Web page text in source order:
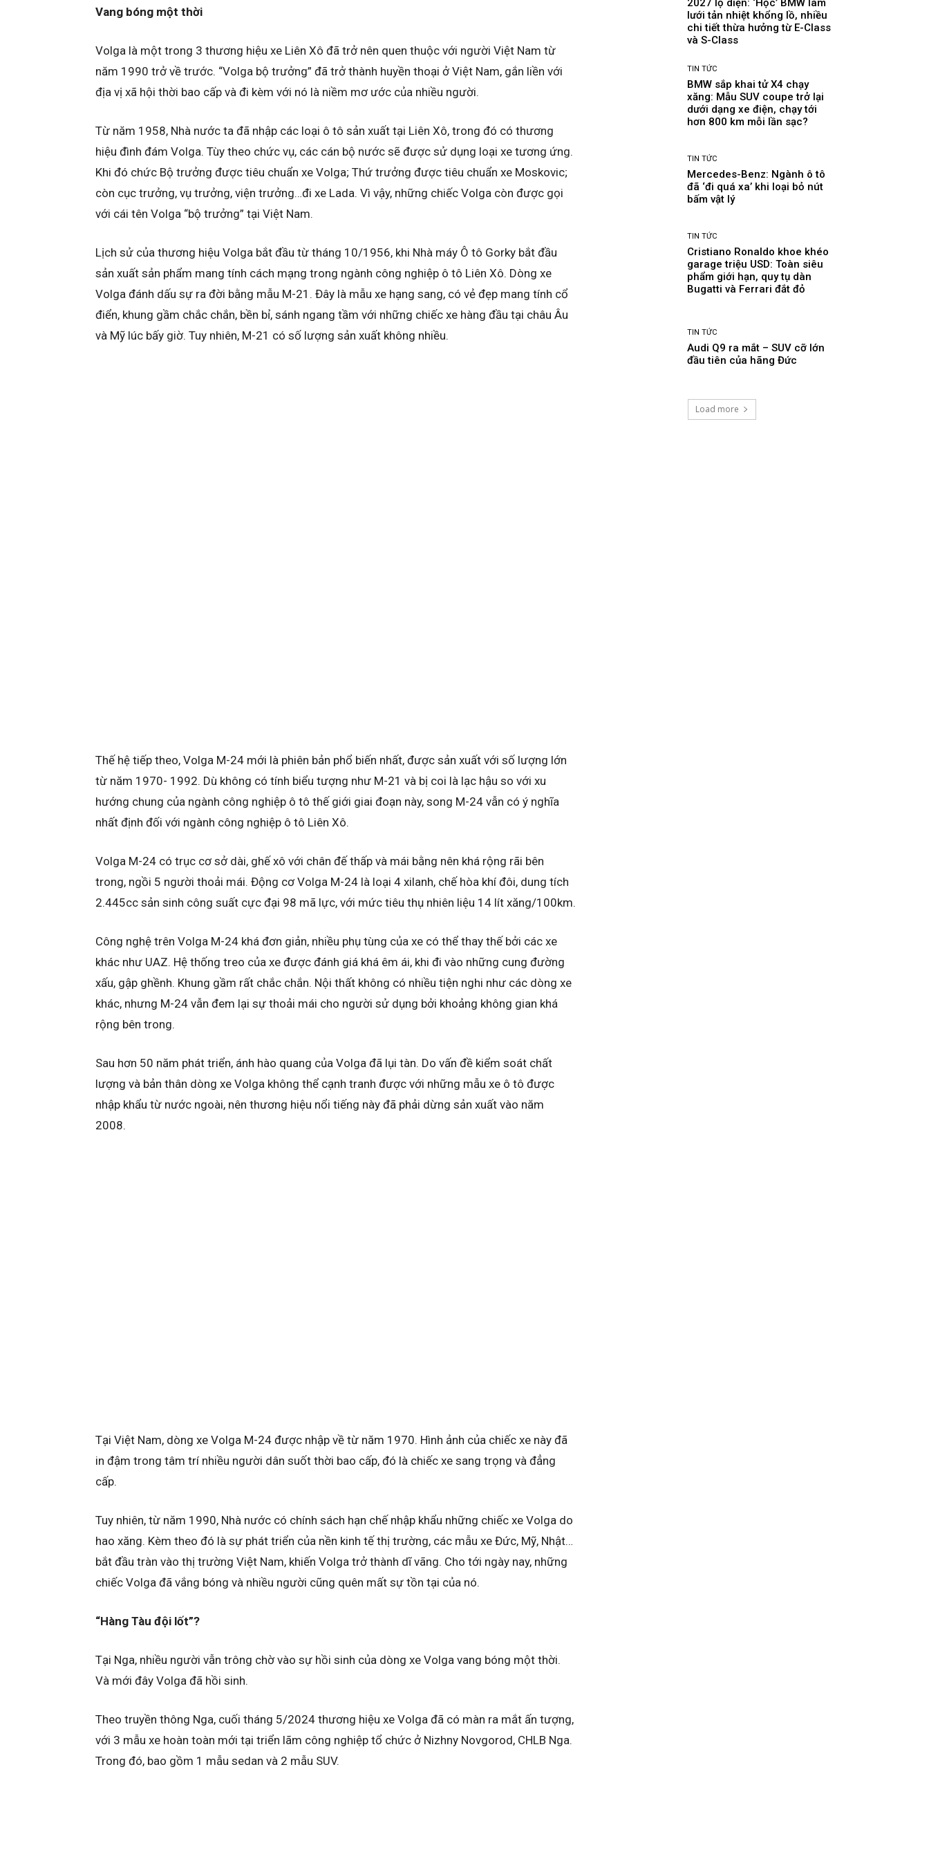
Vang bóng một thời
Volga là một trong 3 thương hiệu xe Liên Xô đã trở nên quen thuộc với người Việt Nam từ
năm 1990 trở về trước. “Volga bộ trưởng” đã trở thành huyền thoại ở Việt Nam, gắn liền với
địa vị xã hội thời bao cấp và đi kèm với nó là niềm mơ ước của nhiều người.
Từ năm 1958, Nhà nước ta đã nhập các loại ô tô sản xuất tại Liên Xô, trong đó có thương
hiệu đình đám Volga. Tùy theo chức vụ, các cán bộ nước sẽ được sử dụng loại xe tương ứng.
Khi đó chức Bộ trưởng được tiêu chuẩn xe Volga; Thứ trưởng được tiêu chuẩn xe Moskovic;
còn cục trưởng, vụ trưởng, viện trưởng…đi xe Lada. Vì vậy, những chiếc Volga còn được gọi
với cái tên Volga “bộ trưởng” tại Việt Nam.
Lịch sử của thương hiệu Volga bắt đầu từ tháng 10/1956, khi Nhà máy Ô tô Gorky bắt đầu
sản xuất sản phẩm mang tính cách mạng trong ngành công nghiệp ô tô Liên Xô. Dòng xe
Volga đánh dấu sự ra đời bằng mẫu M-21. Đây là mẫu xe hạng sang, có vẻ đẹp mang tính cổ
điển, khung gầm chắc chắn, bền bỉ, sánh ngang tầm với những chiếc xe hàng đầu tại châu Âu
và Mỹ lúc bấy giờ. Tuy nhiên, M-21 có số lượng sản xuất không nhiều.
Thế hệ tiếp theo, Volga M-24 mới là phiên bản phổ biến nhất, được sản xuất với số lượng lớn
từ năm 1970- 1992. Dù không có tính biểu tượng như M-21 và bị coi là lạc hậu so với xu
hướng chung của ngành công nghiệp ô tô thế giới giai đoạn này, song M-24 vẫn có ý nghĩa
nhất định đối với ngành công nghiệp ô tô Liên Xô.
Volga M-24 có trục cơ sở dài, ghế xô với chân đế thấp và mái bằng nên khá rộng rãi bên
trong, ngồi 5 người thoải mái. Động cơ Volga M-24 là loại 4 xilanh, chế hòa khí đôi, dung tích
2.445cc sản sinh công suất cực đại 98 mã lực, với mức tiêu thụ nhiên liệu 14 lít xăng/100km.
Công nghệ trên Volga M-24 khá đơn giản, nhiều phụ tùng của xe có thể thay thế bởi các xe
khác như UAZ. Hệ thống treo của xe được đánh giá khá êm ái, khi đi vào những cung đường
xấu, gập ghềnh. Khung gầm rất chắc chắn. Nội thất không có nhiều tiện nghi như các dòng xe
khác, nhưng M-24 vẫn đem lại sự thoải mái cho người sử dụng bởi khoảng không gian khá
rộng bên trong.
Sau hơn 50 năm phát triển, ánh hào quang của Volga đã lụi tàn. Do vấn đề kiểm soát chất
lượng và bản thân dòng xe Volga không thể cạnh tranh được với những mẫu xe ô tô được
nhập khẩu từ nước ngoài, nên thương hiệu nổi tiếng này đã phải dừng sản xuất vào năm
2008.
Tại Việt Nam, dòng xe Volga M-24 được nhập về từ năm 1970. Hình ảnh của chiếc xe này đã
in đậm trong tâm trí nhiều người dân suốt thời bao cấp, đó là chiếc xe sang trọng và đẳng
cấp.
Tuy nhiên, từ năm 1990, Nhà nước có chính sách hạn chế nhập khẩu những chiếc xe Volga do
hao xăng. Kèm theo đó là sự phát triển của nền kinh tế thị trường, các mẫu xe Đức, Mỹ, Nhật…
bắt đầu tràn vào thị trường Việt Nam, khiến Volga trở thành dĩ vãng. Cho tới ngày nay, những
chiếc Volga đã vắng bóng và nhiều người cũng quên mất sự tồn tại của nó.
“Hàng Tàu đội lốt”?
Tại Nga, nhiều người vẫn trông chờ vào sự hồi sinh của dòng xe Volga vang bóng một thời.
Và mới đây Volga đã hồi sinh.
Theo truyền thông Nga, cuối tháng 5/2024 thương hiệu xe Volga đã có màn ra mắt ấn tượng,
với 3 mẫu xe hoàn toàn mới tại triển lãm công nghiệp tổ chức ở Nizhny Novgorod, CHLB Nga.
Trong đó, bao gồm 1 mẫu sedan và 2 mẫu SUV.
2027 lộ diện: ‘Học’ BMW làm
lưới tản nhiệt khổng lồ, nhiều
chi tiết thừa hưởng từ E-Class
và S-Class
TIN TỨC
BMW sắp khai tử X4 chạy
xăng: Mẫu SUV coupe trở lại
dưới dạng xe điện, chạy tới
hơn 800 km mỗi lần sạc?
TIN TỨC
Mercedes-Benz: Ngành ô tô
đã ‘đi quá xa’ khi loại bỏ nút
bấm vật lý
TIN TỨC
Cristiano Ronaldo khoe khéo
garage triệu USD: Toàn siêu
phẩm giới hạn, quy tụ dàn
Bugatti và Ferrari đắt đỏ
TIN TỨC
Audi Q9 ra mắt – SUV cỡ lớn
đầu tiên của hãng Đức
Load more